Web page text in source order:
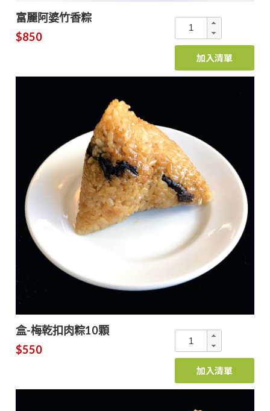
富麗阿婆竹香粽
$850
加入清單
盒-梅乾扣肉粽10顆
$550
加入清單